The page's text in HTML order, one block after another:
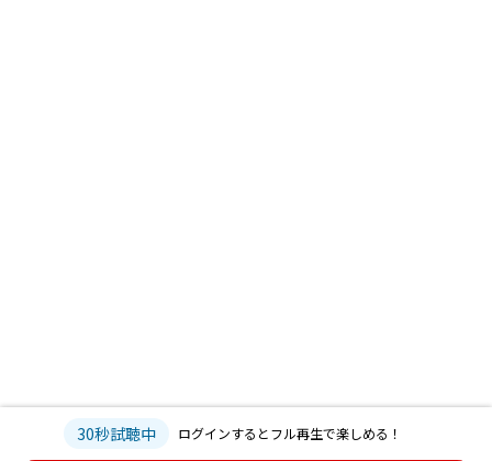
30秒試聴中 ログインするとフル再生で楽しめる！